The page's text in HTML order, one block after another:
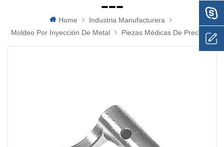
Home
Industria Manufacturera
Moldeo Por Inyección De Metal
Piezas Médicas De Precisión